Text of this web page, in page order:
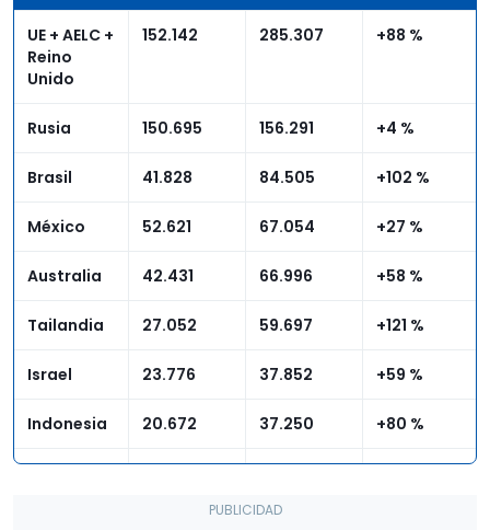
UE + AELC +
Reino
Unido
152.142 285.307 +88 %
Rusia 150.695 156.291 +4 %
Brasil 41.828 84.505 +102 %
México 52.621 67.054 +27 %
Australia 42.431 66.996 +58 %
Tailandia 27.052 59.697 +121 %
Israel 23.776 37.852 +59 %
Indonesia 20.672 37.250 +80 %